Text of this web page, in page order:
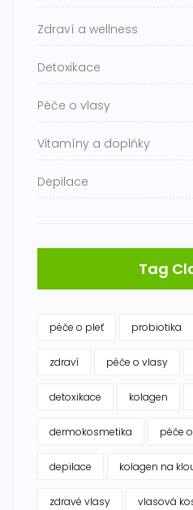
Zdraví a wellness
Detoxikace
Péče o vlasy
Vitamíny a doplňky
Depilace
Tag
péče o pleť probiotika
zdraví péče o vlasy
detoxikace kolagen
dermokosmetika péče
depilace kolagen na
zdravé vlasy vlasová